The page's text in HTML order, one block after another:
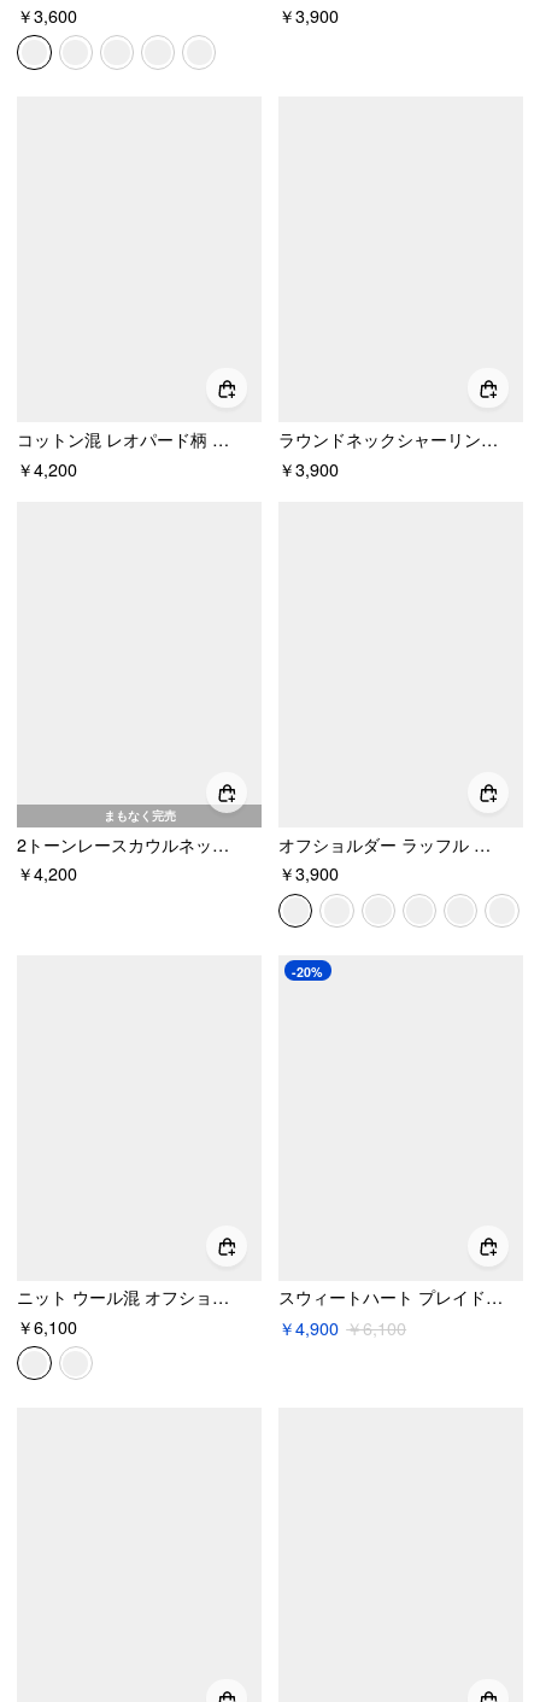
￥3,600
￥3,900
コットン混 レオパード柄 オフショルダー 長袖 スターメタルディテール ルーシュ入りトップス
￥4,200
ラウンドネックシャーリングタンクトップ & クロップロングスリーブトップ
￥3,900
まもなく完売
2トーンレースカウルネックアシンメトリーヘムトップス
￥4,200
オフショルダー ラッフル 半袖Tシャツ & キャミソールセット
￥3,900
ニット ウール混 オフショルダー レーストリム 長袖トップス
￥6,100
-20%
スウィートハート プレイド レーストリム ルーシュ ミニワンピース
￥4,900 ￥6,100